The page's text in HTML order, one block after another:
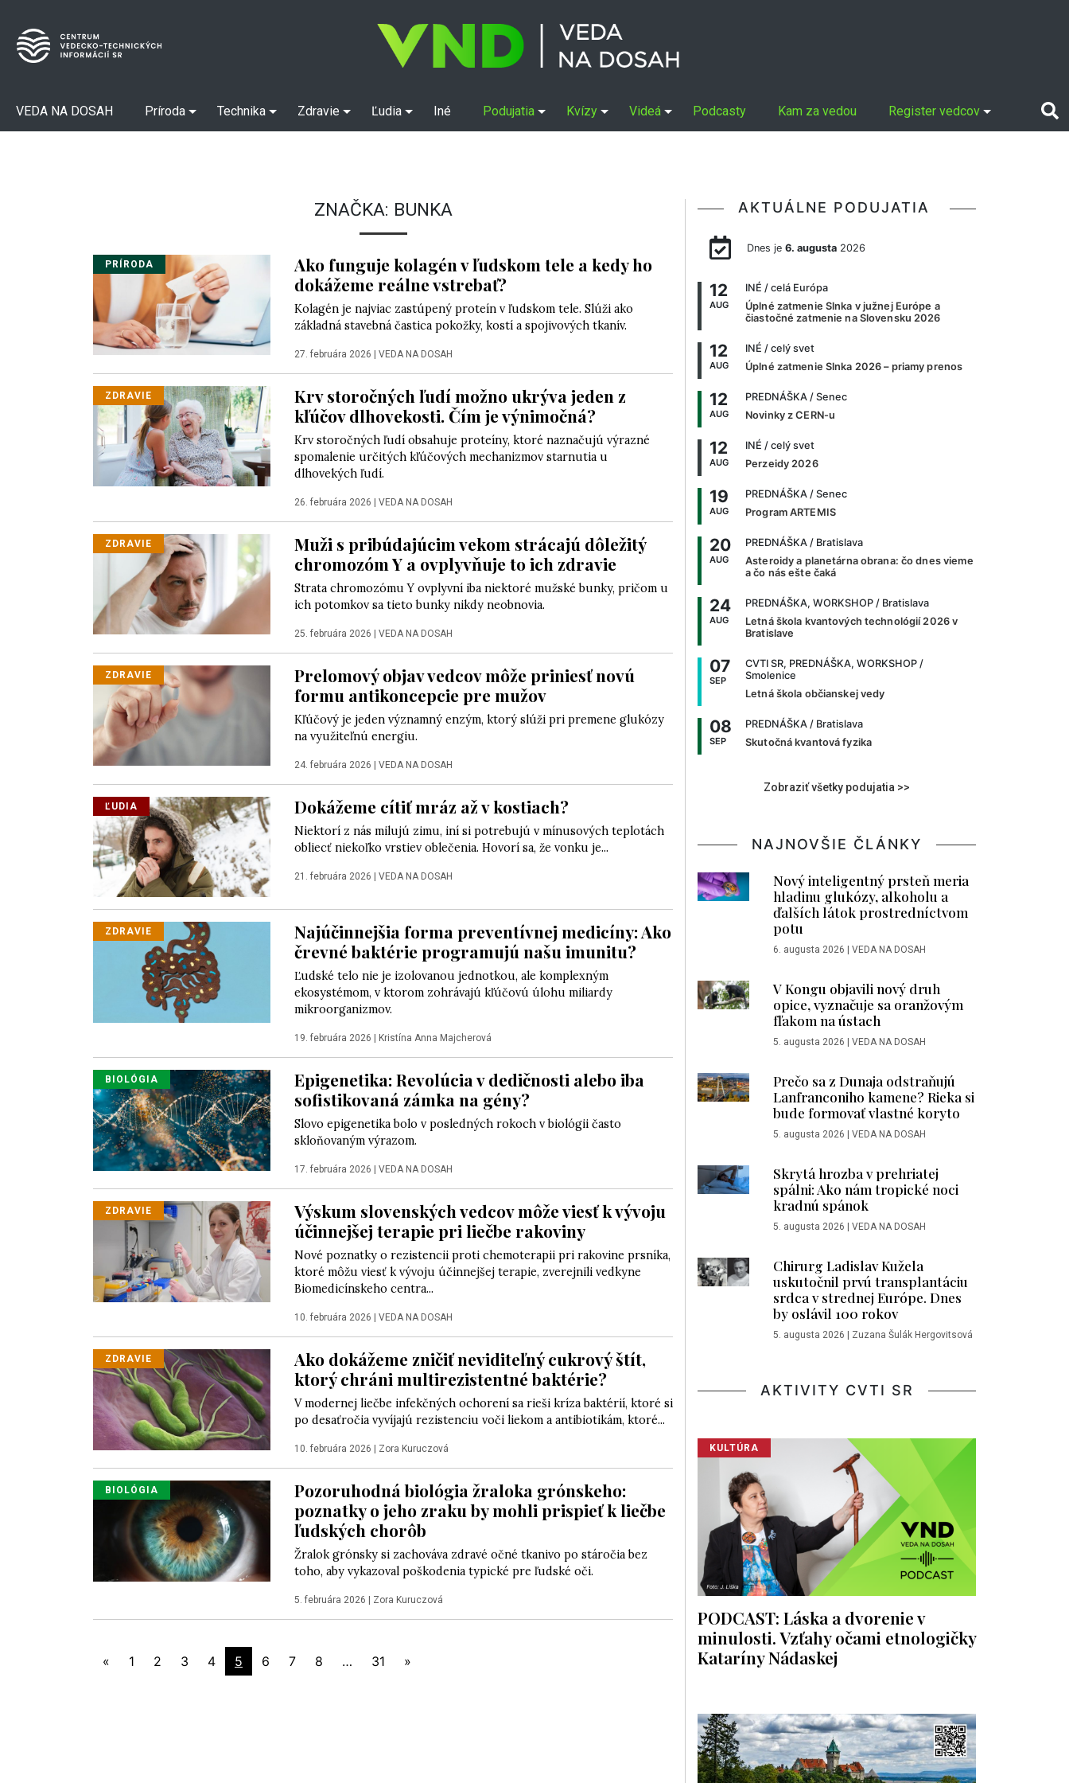
VEDA NA DOSAH Príroda Technika Zdravie Ľudia Iné Podujatia Kvízy Videá Podcasty Kam za vedou Register vedcov
ZNAČKA: BUNKA
PRÍRODA
Ako funguje kolagén v ľudskom tele a kedy ho
dokážeme reálne vstrebať?
Kolagén je najviac zastúpený proteín v ľudskom tele. Slúži ako
základná stavebná častica pokožky, kostí a spojivových tkanív.
27. februára 2026 VEDA NA DOSAH
ZDRAVIE
Krv storočných ľudí možno ukrýva jeden z
kľúčov dlhovekosti. Čím je výnimočná?
Krv storočných ľudí obsahuje proteíny, ktoré naznačujú výrazné
spomalenie určitých kľúčových mechanizmov starnutia u
dlhovekých ľudí.
26. februára 2026 VEDA NA DOSAH
ZDRAVIE
Muži s pribúdajúcim vekom strácajú dôležitý
chromozóm Y a ovplyvňuje to ich zdravie
Strata chromozómu Y ovplyvní iba niektoré mužské bunky, pričom u
ich potomkov sa tieto bunky nikdy neobnovia.
25. februára 2026 VEDA NA DOSAH
ZDRAVIE
Prelomový objav vedcov môže priniesť novú
formu antikoncepcie pre mužov
Kľúčový je jeden významný enzým, ktorý slúži pri premene glukózy
na využiteľnú energiu.
24. februára 2026 VEDA NA DOSAH
ĽUDIA Dokážeme cítiť mráz až v kostiach?
Niektorí z nás milujú zimu, iní si potrebujú v mínusových teplotách
obliecť niekoľko vrstiev oblečenia. Hovorí sa, že vonku je...
21. februára 2026 VEDA NA DOSAH
ZDRAVIE
Najúčinnejšia forma preventívnej medicíny: Ako
črevné baktérie programujú našu imunitu?
Ľudské telo nie je izolovanou jednotkou, ale komplexným
ekosystémom, v ktorom zohrávajú kľúčovú úlohu miliardy
mikroorganizmov.
19. februára 2026 Kristína Anna Majcherová
BIOLÓGIA
Epigenetika: Revolúcia v dedičnosti alebo iba
sofistikovaná zámka na gény?
Slovo epigenetika bolo v posledných rokoch v biológii často
skloňovaným výrazom.
17. februára 2026 VEDA NA DOSAH
ZDRAVIE
Výskum slovenských vedcov môže viesť k vývoju
účinnejšej terapie pri liečbe rakoviny
Nové poznatky o rezistencii proti chemoterapii pri rakovine prsníka,
ktoré môžu viesť k vývoju účinnejšej terapie, zverejnili vedkyne
Biomedicínskeho centra...
10. februára 2026 VEDA NA DOSAH
ZDRAVIE
Ako dokážeme zničiť neviditeľný cukrový štít,
ktorý chráni multirezistentné baktérie?
V modernej liečbe infekčných ochorení sa rieši kríza baktérií, ktoré si
po desaťročia vyvíjajú rezistenciu voči liekom a antibiotikám, ktoré...
10. februára 2026 Zora Kuruczová
BIOLÓGIA
Pozoruhodná biológia žraloka grónskeho:
poznatky o jeho zraku by mohli prispieť k liečbe
ľudských chorôb
Žralok grónsky si zachováva zdravé očné tkanivo po stáročia bez
toho, aby vykazoval poškodenia typické pre ľudské oči.
5. februára 2026 Zora Kuruczová
« 1 2 3 4 5 6 7 8 … 31 »
AKTUÁLNE PODUJATIA
Dnes je 6. augusta2026
12
AUG
INÉ / celá Európa
Úplné zatmenie Slnka v južnej Európe a
čiastočné zatmenie na Slovensku 2026
12
AUG
INÉ / celý svet
Úplné zatmenie Slnka 2026 – priamy prenos
12
AUG
PREDNÁŠKA / Senec
Novinky z CERN-u
12
AUG
INÉ / celý svet
Perzeidy 2026
19
AUG
PREDNÁŠKA / Senec
Program ARTEMIS
20
AUG
PREDNÁŠKA / Bratislava
Asteroidy a planetárna obrana: čo dnes vieme
a čo nás ešte čaká
24
AUG
PREDNÁŠKA, WORKSHOP / Bratislava
Letná škola kvantových technológií 2026 v
Bratislave
07
SEP
CVTI SR, PREDNÁŠKA, WORKSHOP /
Smolenice
Letná škola občianskej vedy
08
SEP
PREDNÁŠKA / Bratislava
Skutočná kvantová fyzika
Zobraziť všetky podujatia >>
NAJNOVŠIE ČLÁNKY
Nový inteligentný prsteň meria
hladinu glukózy, alkoholu a
ďalších látok prostredníctvom
potu
6. augusta 2026 | VEDA NA DOSAH
V Kongu objavili nový druh
opice, vyznačuje sa oranžovým
fľakom na ústach
5. augusta 2026 | VEDA NA DOSAH
Prečo sa z Dunaja odstraňujú
Lanfranconiho kamene? Rieka si
bude formovať vlastné koryto
5. augusta 2026 | VEDA NA DOSAH
Skrytá hrozba v prehriatej
spálni: Ako nám tropické noci
kradnú spánok
5. augusta 2026 | VEDA NA DOSAH
Chirurg Ladislav Kužela
uskutočnil prvú transplantáciu
srdca v strednej Európe. Dnes
by oslávil 100 rokov
5. augusta 2026 | Zuzana Šulák Hergovitsová
AKTIVITY CVTI SR
KULTÚRA
PODCAST: Láska a dvorenie v
minulosti. Vzťahy očami etnologičky
Kataríny Nádaskej